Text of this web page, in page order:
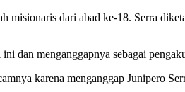
misionaris dari abad ke-18. Serra
dan menganggapnya sebagai
karena menganggap Junipero